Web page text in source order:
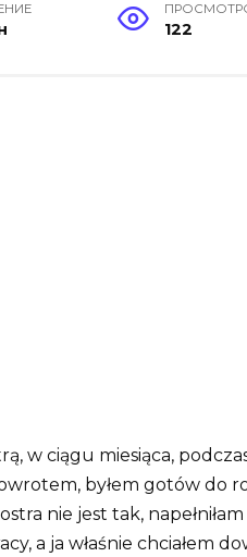
122
w ciągu miesiąca,
byłem gotów do
nie jest tak,
a ja właśnie chciałem